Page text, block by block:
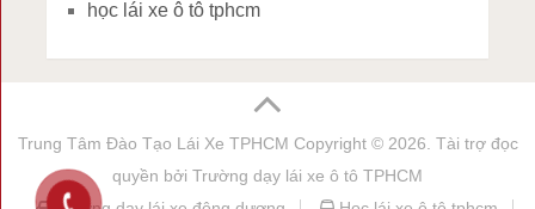
học lái xe ô tô tphcm
Trung Tâm Đào Tạo Lái Xe TPHCM Copyright © 2026. Tài trợ đọc
quyền bởi Trường dạy lái xe ô tô TPHCM